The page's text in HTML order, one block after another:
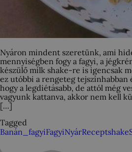
Nyáron mindent szeretünk, ami
mennyiségben fogy a fagyi, a
készülő milk shake-re is igencsak
ez utóbbi a rengeteg tejszínhabban
hogy a legdiétásabb, de attól még
vagyunk kattanva, akkor nem kell
[…]
Tagged
Banán_fagyiFagyiNyárReceptshake